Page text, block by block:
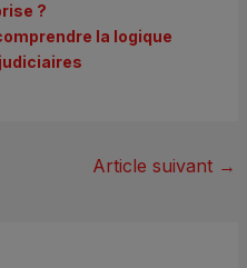
?
la logique
Article suivant →